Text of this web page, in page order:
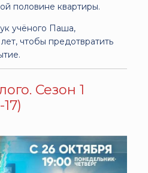
половине квартиры.
учёного Паша,
чтобы предотвратить
Сезон 1